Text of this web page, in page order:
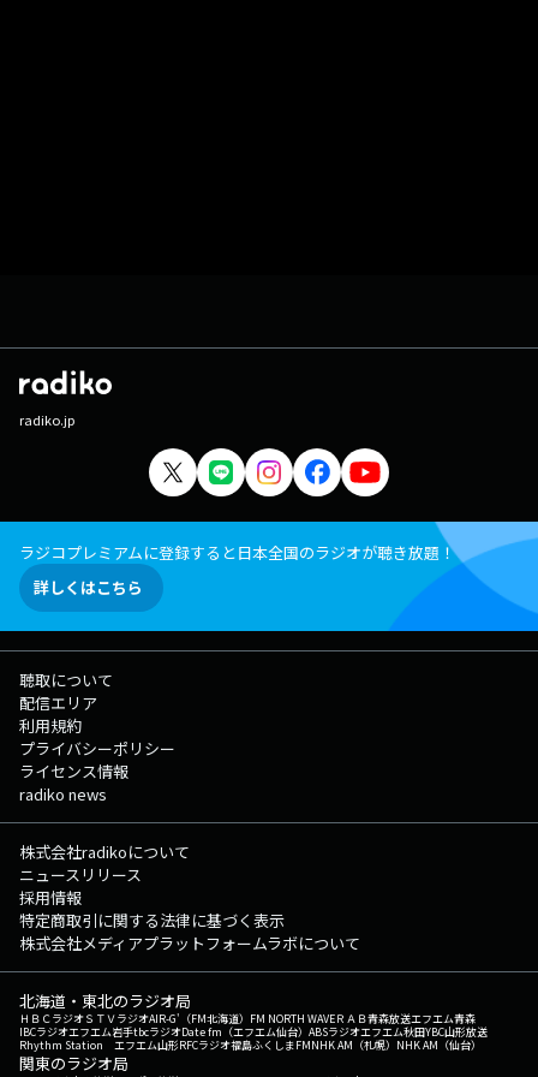
radiko.jp
ラジコプレミアムに登録すると日本全国のラジオが聴き放題！
詳しくはこちら
聴取について
配信エリア
利用規約
プライバシーポリシー
ライセンス情報
radiko news
株式会社radikoについて
ニュースリリース
採用情報
特定商取引に関する法律に基づく表示
株式会社メディアプラットフォームラボについて
北海道・東北のラジオ局
ＨＢＣラジオＳＴＶラジオAIR-G'（FM北海道） FM NORTH WAVEＲＡＢ青森放送エフエム青森
IBCラジオエフエム岩手tbcラジオDate fm（エフエム仙台） ABSラジオエフエム秋田YBC山形放送
Rhythm Station エフエム山形RFCラジオ福島ふくしまFMNHK AM（札幌） NHK AM（仙台）
関東のラジオ局